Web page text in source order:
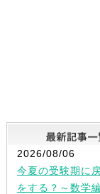
2026/08/06
今夏の受験期に
をする？～数学